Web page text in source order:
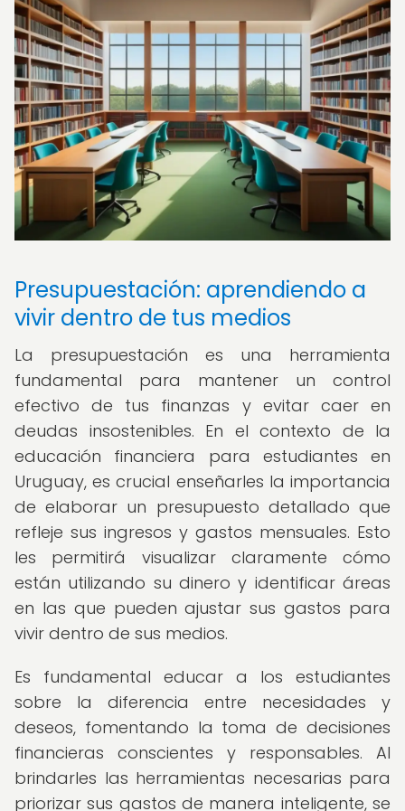
Presupuestación: aprendiendo a
vivir dentro de tus medios
La presupuestación es una herramienta
fundamental para mantener un control
efectivo de tus finanzas y evitar caer en
deudas insostenibles. En el contexto de la
educación financiera para estudiantes en
Uruguay, es crucial enseñarles la importancia
de elaborar un presupuesto detallado que
refleje sus ingresos y gastos mensuales. Esto
les permitirá visualizar claramente cómo
están utilizando su dinero y identificar áreas
en las que pueden ajustar sus gastos para
vivir dentro de sus medios.
Es fundamental educar a los estudiantes
sobre la diferencia entre necesidades y
deseos, fomentando la toma de decisiones
financieras conscientes y responsables. Al
brindarles las herramientas necesarias para
priorizar sus gastos de manera inteligente, se